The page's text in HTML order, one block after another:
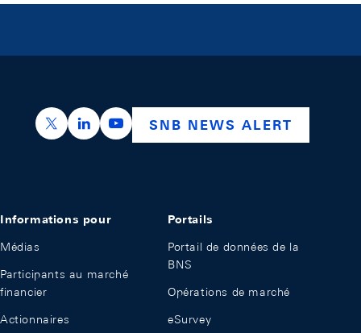
https://x.com/snb_bns
https://ch.linkedin.com/company/swiss-
https://www.youtube.com/
SNB NEWS ALERT
Informations pour
Médias
Participants au marché
financier
Actionnaires
Portails
Portail de données de la
BNS
Opérations de marché
eSurvey